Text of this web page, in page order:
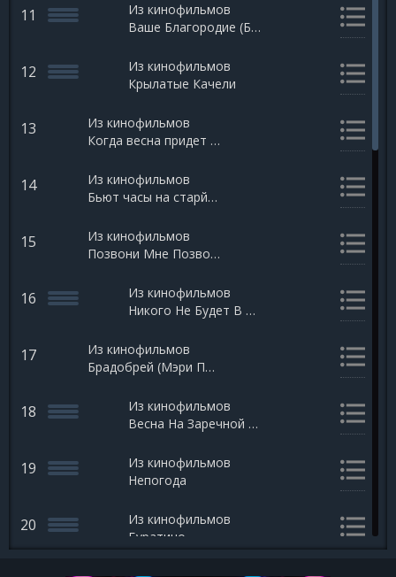
11
Из кинофильмов
Ваше Благородие (Белое солнце пустыни)
12
Из кинофильмов
Крылатые Качели
13
Из кинофильмов
Когда весна придет не знаю
14
Из кинофильмов
Бьют часы на старй башне RMX (Приключения Электроника)
15
Из кинофильмов
Позвони Мне Позвони
16
Из кинофильмов
Никого Не Будет В Доме
17
Из кинофильмов
Брадобрей (Мэри Поппинс, До Свидания)
18
Из кинофильмов
Весна На Заречной Улице
19
Из кинофильмов
Непогода
20
Из кинофильмов
Буратино